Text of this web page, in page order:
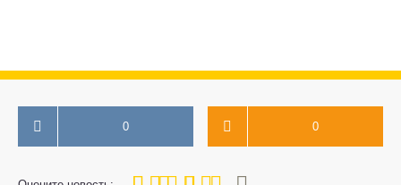
0 0